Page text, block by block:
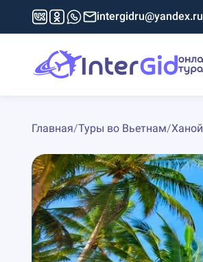
intergidru@yandex.ru
Главная/Туры во Вьетнам/Ханой